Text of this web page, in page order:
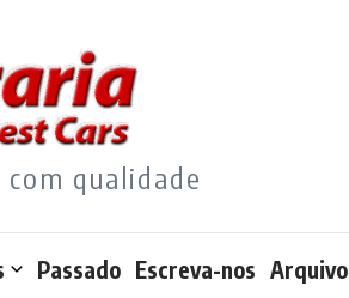
qualidade
Passado Escreva-nos Arquivo